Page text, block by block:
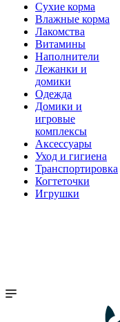
Сухие корма
Влажные корма
Лакомства
Витамины
Наполнители
Лежанки и
домики
Одежда
Домики и
игровые
комплексы
Аксессуары
Уход и гигиена
Транспортировка
Когтеточки
Игрушки